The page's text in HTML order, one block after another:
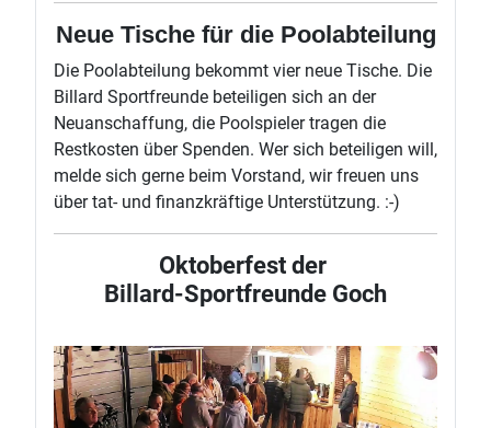
Neue Tische für die Poolabteilung
Die Poolabteilung bekommt vier neue Tische. Die
Billard Sportfreunde beteiligen sich an der
Neuanschaffung, die Poolspieler tragen die
Restkosten über Spenden. Wer sich beteiligen will,
melde sich gerne beim Vorstand, wir freuen uns
über tat- und finanzkräftige Unterstützung. :-)
Oktoberfest der
Billard-Sportfreunde Goch